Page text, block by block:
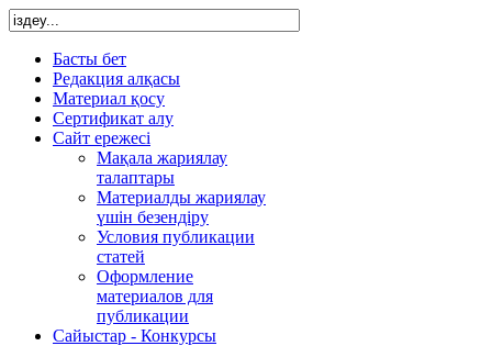
Басты бет
Редакция алқасы
Материал қосу
Сертификат алу
Сайт ережесі
Мақала жариялау
талаптары
Материалды жариялау
үшін безендіру
Условия публикации
статей
Оформление
материалов для
публикации
Сайыстар - Конкурсы